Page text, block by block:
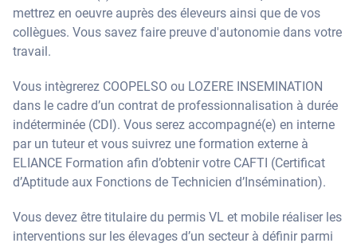
mettrez en oeuvre auprès des éleveurs ainsi que de vos
collègues. Vous savez faire preuve d'autonomie dans votre
travail.
Vous intègrerez COOPELSO ou LOZERE INSEMINATION
dans le cadre d’un contrat de professionnalisation à durée
indéterminée (CDI). Vous serez accompagné(e) en interne
par un tuteur et vous suivrez une formation externe à
ELIANCE Formation afin d’obtenir votre CAFTI (Certificat
d’Aptitude aux Fonctions de Technicien d’Insémination).
Vous devez être titulaire du permis VL et mobile réaliser les
interventions sur les élevages d’un secteur à définir parmi